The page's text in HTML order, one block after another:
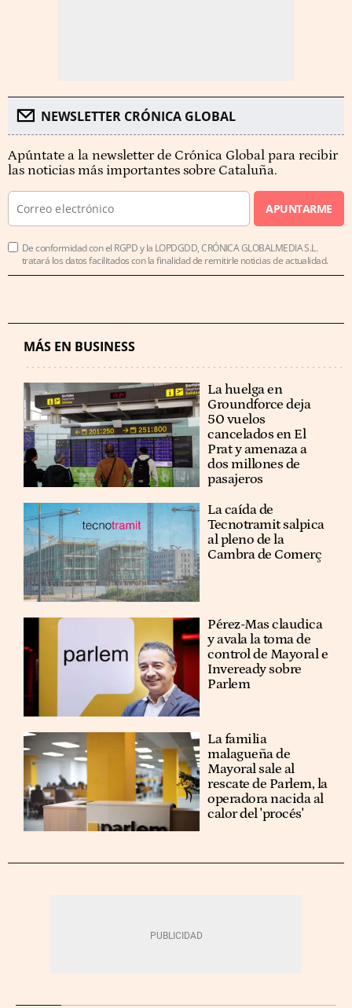
NEWSLETTER CRÓNICA GLOBAL
Apúntate a la newsletter de Crónica Global para recibir
las noticias más importantes sobre Cataluña.
APUNTARME
De conformidad con el RGPD y la LOPDGDD, CRÓNICA GLOBALMEDIA S.L.
tratará los datos facilitados con la finalidad de remitirle noticias de actualidad.
MÁS EN BUSINESS
La huelga en
Groundforce deja
50 vuelos
cancelados en El
Prat y amenaza a
dos millones de
pasajeros
La caída de
Tecnotramit salpica
al pleno de la
Cambra de Comerç
Pérez-Mas claudica
y avala la toma de
control de Mayoral e
Inveready sobre
Parlem
La familia
malagueña de
Mayoral sale al
rescate de Parlem, la
operadora nacida al
calor del 'procés'